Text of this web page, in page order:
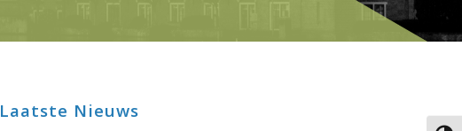
Laatste Nieuws